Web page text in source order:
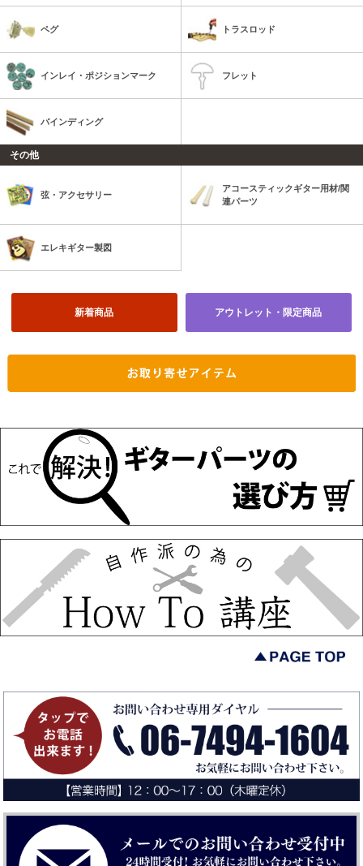
ペグ トラスロッド
インレイ・ポジションマーク フレット
バインディング
その他
弦・アクセサリー
アコースティックギター用材/関
連パーツ
エレキギター製図
新着商品 アウトレット・限定商品